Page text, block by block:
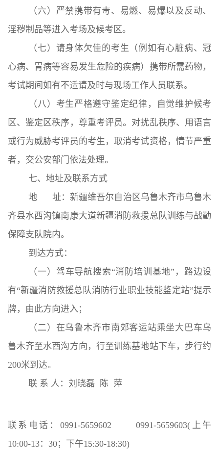
（六）严禁携带有毒、易燃、易爆以及反动、
淫秽制品等进入考场及候考区。
（七）请身体欠佳的考生（例如有心脏病、冠
心病、胃病等容易发生危险的疾病）携带所需药物，
考试期间如有不适请及时与现场工作人员联系。
（八）考生严格遵守鉴定纪律，自觉维护候考
区、鉴定区秩序，尊重考评员。对扰乱秩序、用语言
或行为威胁考评员的考生，取消考试资格，情节严重
者，交公安部门依法处理。
七、地址及联系方式
地 址：新疆维吾尔自治区乌鲁木齐市乌鲁木
齐县水西沟镇南康大道新疆消防救援总队训练与战勤
保障支队院内。
到达方式：
（一）驾车导航搜索“消防培训基地”，路边设
有“新疆消防救援总队消防行业职业技能鉴定站”提示
牌，由此方向进入；
（二）在乌鲁木齐市南郊客运站乘坐大巴车乌
鲁木齐至水西沟方向，行至训练基地站下车，步行约
200米到达。
联 系 人：刘晓磊 陈 萍
联系电话：0991-5659602 0991-5659603(上午
10:00-13：30；下午15:30-18:30)